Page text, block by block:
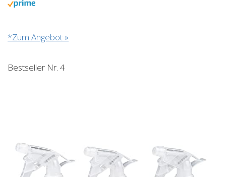
*Zum Angebot »
Bestseller Nr. 4